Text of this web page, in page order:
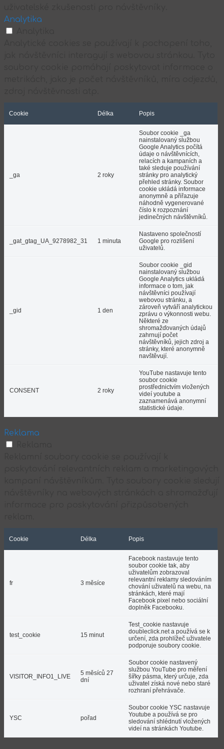
Analytika
Cookie Délka Popis
_ga 2 roky
Soubor cookie _ga
nainstalovaný službou
Google Analytics počítá
údaje o návštěvnících,
relacích a kampaních a
také sleduje používání
stránky pro analytický
přehled stránky. Soubor
cookie ukládá informace
anonymně a přiřazuje
náhodně vygenerované
číslo k rozpoznání
jedinečných návštěvníků.
_gat_gtag_UA_9278982_31 1 minuta
Nastaveno společností
Google pro rozlišení
uživatelů.
_gid 1 den
Soubor cookie _gid
nainstalovaný službou
Google Analytics ukládá
informace o tom, jak
návštěvníci používají
webovou stránku, a
zároveň vytváří analytickou
zprávu o výkonnosti webu.
Některé ze
shromažďovaných údajů
zahrnují počet
návštěvníků, jejich zdroj a
stránky, které anonymně
navštěvují.
CONSENT 2 roky
YouTube nastavuje tento
soubor cookie
prostřednictvím vložených
videí youtube a
zaznamenává anonymní
statistické údaje.
Reklama
Cookie Délka Popis
fr 3 měsíce
Facebook nastavuje tento
soubor cookie tak, aby
uživatelům zobrazoval
relevantní reklamy sledováním
chování uživatelů na webu, na
stránkách, které mají
Facebook pixel nebo sociální
doplněk Facebooku.
test_cookie 15 minut
Test_cookie nastavuje
doubleclick.net a používá se k
určení, zda prohlížeč uživatele
podporuje soubory cookie.
VISITOR_INFO1_LIVE
5 měsíců 27
dní
Soubor cookie nastavený
službou YouTube pro měření
šířky pásma, který určuje, zda
uživatel získá nové nebo staré
rozhraní přehrávače.
YSC pořad
Soubor cookie YSC nastavuje
Youtube a používá se pro
sledování shlédnutí vložených
videí na stránkách Youtube.